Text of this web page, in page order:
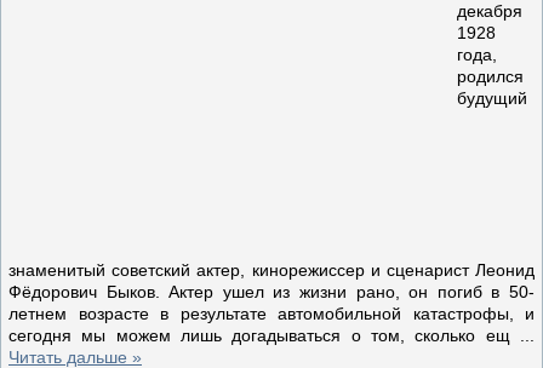
декабря
1928
года,
родился
будущий
знаменитый советский актер, кинорежиссер и сценарист Леонид
Фёдорович Быков. Актер ушел из жизни рано, он погиб в 50-
летнем возрасте в результате автомобильной катастрофы, и
сегодня мы можем лишь догадываться о том, сколько ещ
Читать дальше »